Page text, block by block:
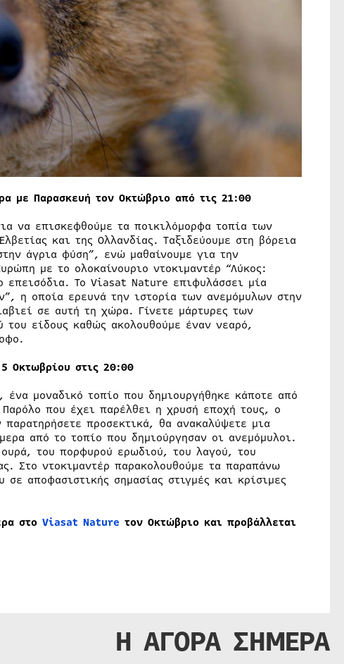
με Παρασκευή τον Οκτώβριο από τις 21:00
να επισκεφθούμε τα ποικιλόμορφα τοπία των
και της Ολλανδίας. Ταξιδεύουμε στη βόρεια
άγρια φύση”, ενώ μαθαίνουμε για την
με το ολοκαίνουριο ντοκιμαντέρ “Λύκος:
επεισόδια. Το Viasat Nature επιφυλάσσει μία
η οποία ερευνά την ιστορία των ανεμόμυλων στην
σε αυτή τη χώρα. Γίνετε μάρτυρες των
είδους καθώς ακολουθούμε έναν νεαρό,
Οκτωβρίου στις 20:00
ένα μοναδικό τοπίο που δημιουργήθηκε κάποτε από
που έχει παρέλθει η χρυσή εποχή τους, ο
προσεκτικά, θα ανακαλύψετε μια
από το τοπίο που δημιούργησαν οι ανεμόμυλοι.
του πορφυρού ερωδιού, του λαγού, του
Στο ντοκιμαντέρ παρακολουθούμε τα παραπάνω
αποφασιστικής σημασίας στιγμές και κρίσιμες
στο Viasat Nature τον Οκτώβριο και προβάλλεται
Η ΑΓΟΡΑ ΣΗΜΕΡΑ